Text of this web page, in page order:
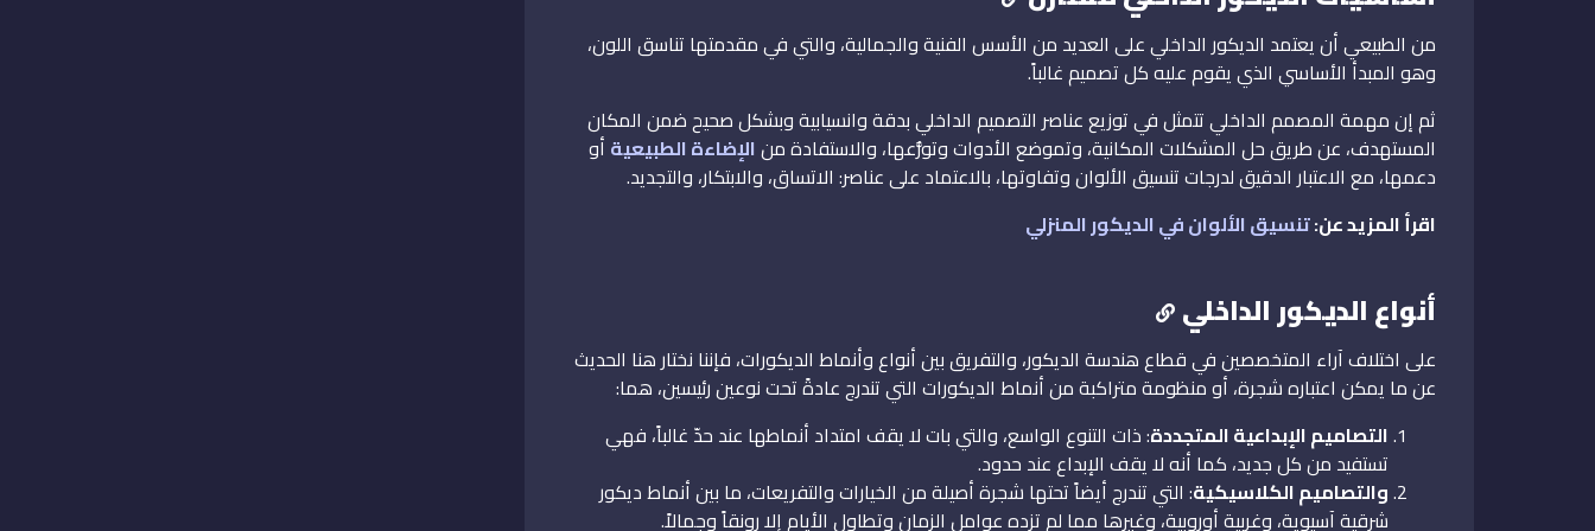
من الطبيعي أن يعتمد الديكور الداخلي على العديد من الأسس الفنية والجمالية، والتي في مقدمتها تناسق اللون،
وهو المبدأ الأساسي الذي يقوم عليه كل تصميم غالباً.
ثم إن مهمة المصمم الداخلي تتمثل في توزيع عناصر التصميم الداخلي بدقة وانسيابية وبشكل صحيح ضمن المكان
المستهدف، عن طريق حل المشكلات المكانية، وتموضع الأدوات وتوزُّعها، والاستفادة منالإضاءة الطبيعية أو
دعمها، مع الاعتبار الدقيق لدرجات تنسيق الألوان وتفاوتها، بالاعتماد على عناصر: الاتساق، والابتكار، والتجديد.
اقرأ المزيد عن:تنسيق الألوان في الديكور المنزلي
أنواع الديكور الداخلي
على اختلاف آراء المتخصصين في قطاع هندسة الديكور، والتفريق بين أنواع وأنماط الديكورات، فإننا نختار هنا الحديث
عن ما يمكن اعتباره شجرة، أو منظومة متراكبة من أنماط الديكورات التي تندرج عادةً تحت نوعين رئيسين، هما:
التصاميم الإبداعية المتجددة: ذات التنوع الواسع، والتي بات لا يقف امتداد أنماطها عند حدّ غالباً، فهي
تستفيد من كل جديد، كما أنه لا يقف الإبداع عند حدود.
والتصاميم الكلاسيكية: التي تندرج أيضاً تحتها شجرة أصيلة من الخيارات والتفريعات، ما بين أنماط ديكور
شرقية آسيوية، وغربية أوروبية، وغيرها مما لم تزده عوامل الزمان وتطاول الأيام إلا رونقاً وجمالاً.